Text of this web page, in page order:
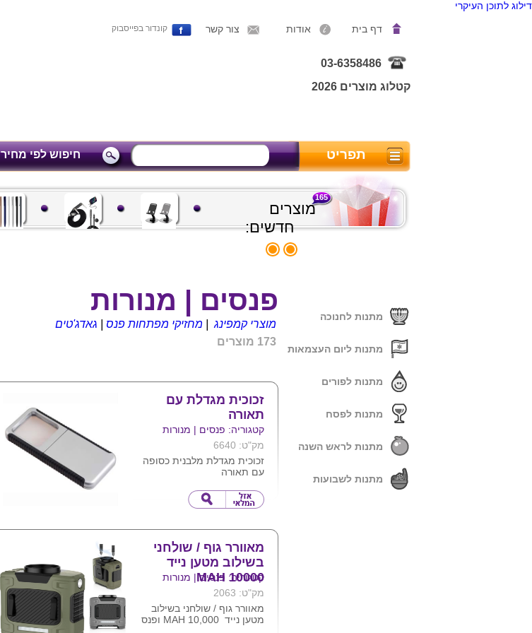
דילוג לתוכן העיקרי
דף בית אודות צור קשר קונדור בפייסבוק
03-6358486
קטלוג מוצרים 2026
תפריט חיפוש לפי מחיר
מוצרים
חדשים:
165
מתנות לחנוכה
מתנות ליום העצמאות
מתנות לפורים
מתנות לפסח
מתנות לראש השנה
מתנות לשבועות
פנסים | מנורות
מוצרי קמפינג מחזיקי מפתחות פנס
גאדג'טים
173 מוצרים
זכוכית מגדלת עם
תאורה
קטגוריה: פנסים | מנורות
מק"ט: 6640
זכוכית מגדלת מלבנית כסופה
עם תאורה
החברה
מאוורר גוף / שולחני
בשילוב מטען נייד
10000 MAH
קטגוריה: פנסים | מנורות
מק"ט: 2063
מאוורר גוף / שולחני בשילוב
מטען נייד 10,000 MAH ופנס